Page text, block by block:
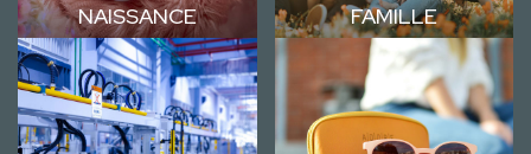
NAISSANCE FAMILLE